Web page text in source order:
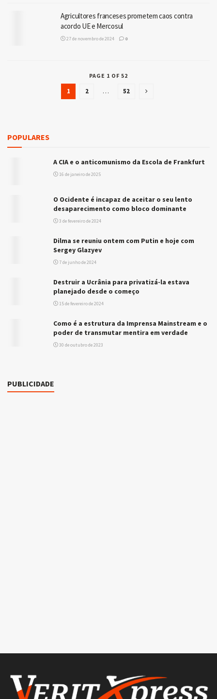
Agricultores franceses prometem caos contra
acordo UE e Mercosul
27 de novembro de 2024 0
PAGE 1 OF 52
1 2 … 52
POPULARES
A CIA e o anticomunismo da Escola de Frankfurt
16 de janeiro de 2025
O Ocidente é incapaz de aceitar o seu lento
desaparecimento como bloco dominante
3 de fevereiro de 2024
Dilma se reuniu ontem com Putin e hoje com
Sergey Glazyev
7 de junho de 2024
Destruir a Ucrânia para privatizá-la estava
planejado desde o começo
15 de fevereiro de 2024
Como é a estrutura da Imprensa Mainstream e o
poder de transmutar mentira em verdade
30 de outubro de 2023
PUBLICIDADE